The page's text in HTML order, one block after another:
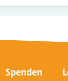
Spenden